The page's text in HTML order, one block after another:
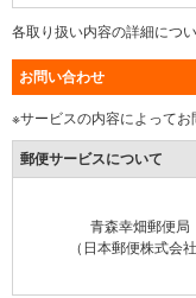
各取り扱い内容の詳細につ
お問い合わせ
※サービスの内容によってお
郵便サービスについて
青森幸畑郵便局
（日本郵便株式会社